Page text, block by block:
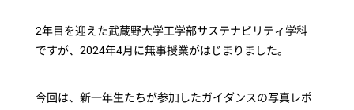
2年目を迎えた武蔵野大学工学部サステナビリティ学科
ですが、2024年4月に無事授業がはじまりました。
今回は、新一年生たちが参加したガイダンスの写真レポ